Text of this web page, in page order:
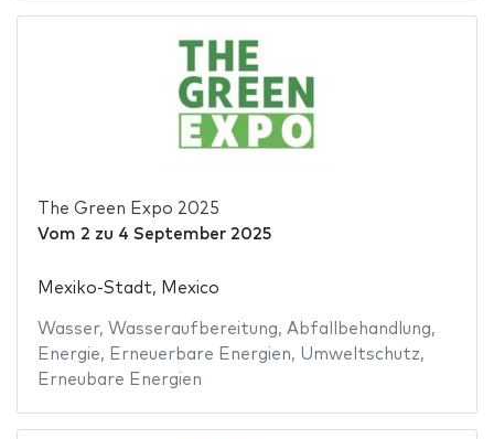
The Green Expo 2025
Vom 2 zu 4 September 2025
Mexiko-Stadt, Mexico
Wasser, Wasseraufbereitung, Abfallbehandlung,
Energie, Erneuerbare Energien, Umweltschutz,
Erneubare Energien